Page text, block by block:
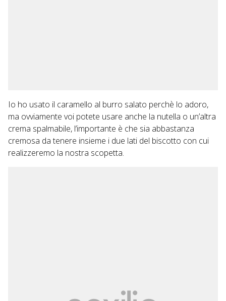
Io ho usato il caramello al burro salato perchè lo adoro,
ma ovviamente voi potete usare anche la nutella o un’altra
crema spalmabile, l’importante è che sia abbastanza
cremosa da tenere insieme i due lati del biscotto con cui
realizzeremo la nostra scopetta.